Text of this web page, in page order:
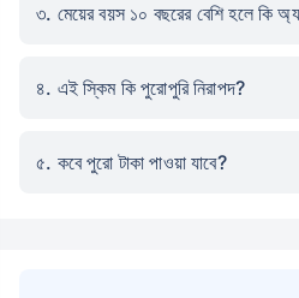
৩. মেয়ের বয়স ১০ বছরের বেশি হলে কি
৪. এই স্কিম কি পুরোপুরি নিরাপদ?
৫. কবে পুরো টাকা পাওয়া যাবে?